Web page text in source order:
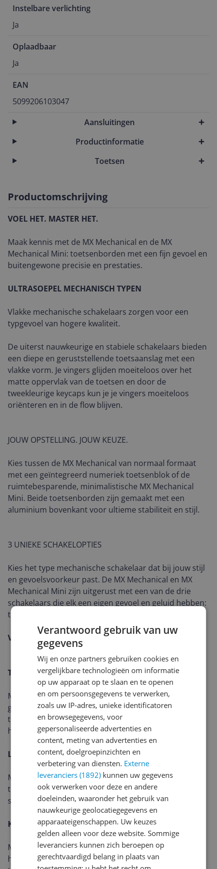
Instelbare verlichting
Ja
Oplaadbaar
Ja
EAN
5099206103047
Aansluitingen
Productinformatie
Toetsen
Productomschrijving
VOEL HET. MASTER HET.
Maak kennis met de MX Mechanical en de MX
Mechanical Mini: toetsenborden met een fijn gevoel en
buitengewone precisie en prestaties.
ULTRASOEPEL MECHANISCH TYPEN
Vlakke mechanische schakelaars zorgen voor een
typgevoel van hogere kwaliteit.
De uiterst nauwkeurige en stabiele schakelaars bieden
een diepe en geruststellende toetsaanslag met een
vlakke vorm. Je vingers glijden moeiteloos over het
matte oppervlak van de toetsen en door de
tweekleurige keycaps kun je je vingers moeiteloos
oriënteren en in de flow blijven.
JOUW OPSTELLING. JOUW KEUZE.
Kies tussen de MX Mechanical van normaal formaat
met een geïntegreerd numeriek toetsenblok of de
ruimtebesparende, minimalistische MX Mechanical
Mini. Beide toetsenborden zijn gemaakt met een
aluminium bovenkant voor ultieme stabiliteit en stijl.
3 UNIEKE SCHAKELOPTIES
Kies het type mechanische schakelaar dat bij jouw stijl
en gevoelsvoorkeur past. De MX Mechanical en MX
Mechanical Mini zijn uitgerust met een van de drie
schakelaars die elk een eigen gevoel en geluid hebben:
tactiel stil, klikkend en lineair.
VIND JE SCHAKELAAR
TACTIEL STIL
Mechanische toetsschakelaars met een aangenaam
gevoel, voor nauwkeurige feedback, reactieve
toetsreset en minder geluid zodat je mensen om je
heen niet stoort bij het typen.
LINEAIR
Mechanische toetsschakelaars met ononderbroken
toetsaanslagdiepte en minimale veerkracht, voor
snelle reacties en een uiterst soepel typgevoel.
KLIKKEND
Mechanische toetsschakelaars met een aangename,
hoorbare klik en voelbare feedback bij elke
Verantwoord gebruik van uw
gegevens
Wij en onze partners gebruiken cookies en
vergelijkbare technologieën om informatie
op uw apparaat op te slaan en te openen
en om persoonsgegevens te verwerken,
zoals uw IP-adres, unieke identificatoren
en browsegegevens, voor
gepersonaliseerde advertenties en
content, meting van advertenties en
content, doelgroepinzichten en
verbetering van diensten. Externe
leveranciers (1892) kunnen uw gegevens
ook verwerken voor deze en andere
doeleinden, waaronder het gebruik van
nauwkeurige geolocatiegegevens en
apparaateigenschappen. Uw keuzes
gelden alleen voor deze website. Sommige
leveranciers kunnen zich beroepen op
gerechtvaardigd belang in plaats van